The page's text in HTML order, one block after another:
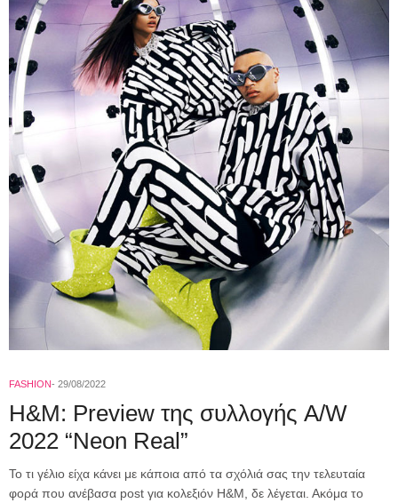
FASHION 29/08/2022
Η&Μ: Preview της συλλογής A/W
2022 “Neon Real”
To τι γέλιο είχα κάνει με κάποια από τα σχόλιά σας την τελευταία
φορά που ανέβασα post για κολεξιόν H&M, δε λέγεται. Ακόμα το